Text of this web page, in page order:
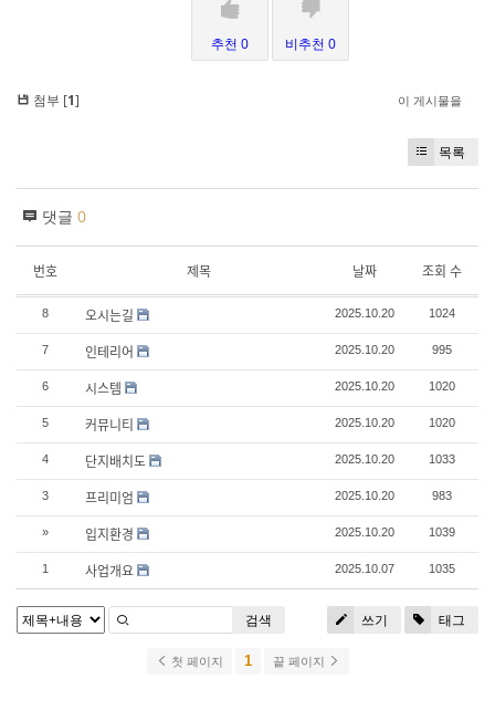
추천 0 비추천 0
첨부 [1] 이 게시물을
목록
댓글 0
번호 제목 날짜 조회 수
8 오시는길 2025.10.20 1024
7 인테리어 2025.10.20 995
6 시스템 2025.10.20 1020
5 커뮤니티 2025.10.20 1020
4 단지배치도 2025.10.20 1033
3 프리미엄 2025.10.20 983
» 입지환경 2025.10.20 1039
1 사업개요 2025.10.07 1035
쓰기 태그
검색
첫 페이지 1 끝 페이지